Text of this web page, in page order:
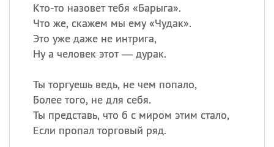
Кто-то назовет тебя «Барыга».
Что же, скажем мы ему «Чудак».
Это уже даже не интрига,
Ну а человек этот — дурак.
Ты торгуешь ведь, не чем попало,
Более того, не для себя.
Ты представь, что б с миром этим стало,
Если пропал торговый ряд.